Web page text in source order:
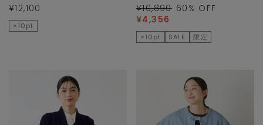
¥12,100
×10pt
¥10,890 60 % OFF
¥4,356
×10pt SALE 限定